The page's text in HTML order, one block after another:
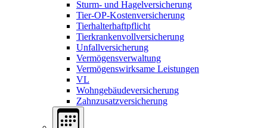
Sturm- und Hagelversicherung
Tier-OP-Kostenversicherung
Tierhalterhaftpflicht
Tierkrankenvollversicherung
Unfallversicherung
Vermögensverwaltung
Vermögenswirksame Leistungen
VL
Wohngebäudeversicherung
Zahnzusatzversicherung